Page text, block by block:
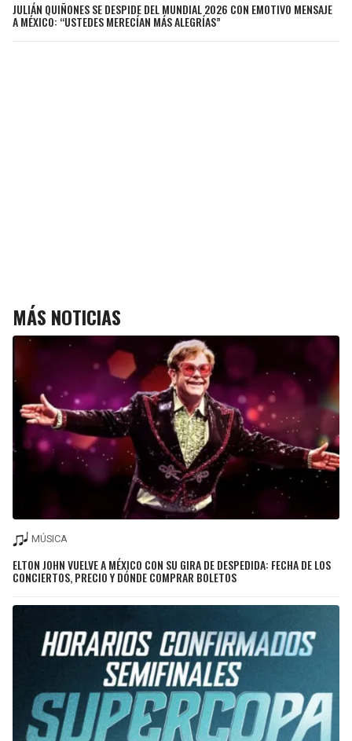
JULIÁN QUIÑONES SE DESPIDE DEL MUNDIAL 2026 CON EMOTIVO MENSAJE
A MÉXICO: “USTEDES MERECÍAN MÁS ALEGRÍAS”
MÁS NOTICIAS
MÚSICA
ELTON JOHN VUELVE A MÉXICO CON SU GIRA DE DESPEDIDA: FECHA DE LOS
CONCIERTOS, PRECIO Y DÓNDE COMPRAR BOLETOS